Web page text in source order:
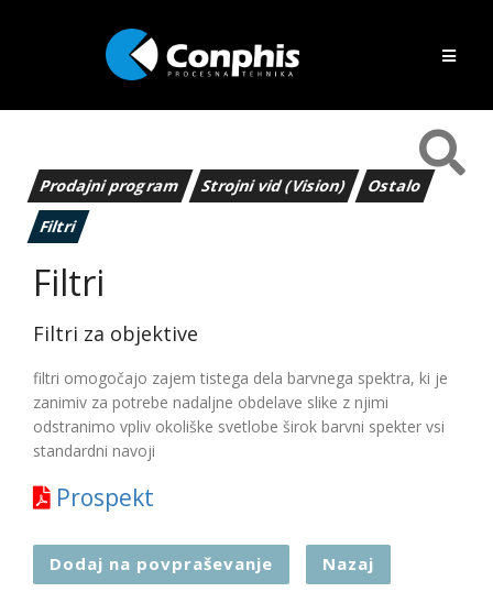
Prodajni program Strojni vid (Vision)
Ostalo
Filtri
Filtri
Filtri za objektive
filtri omogočajo zajem tistega dela barvnega spektra, ki je
zanimiv za potrebe nadaljne obdelave slike z njimi
odstranimo vpliv okoliške svetlobe širok barvni spekter vsi
standardni navoji
Prospekt
Dodaj na povpraševanje Nazaj